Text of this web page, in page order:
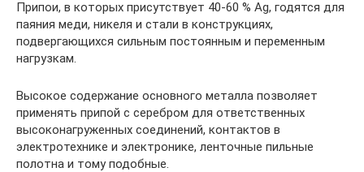
Припои, в которых присутствует 40-60 % Ag, годятся для
паяния меди, никеля и стали в конструкциях,
подвергающихся сильным постоянным и переменным
нагрузкам.
Высокое содержание основного металла позволяет
применять припой с серебром для ответственных
высоконагруженных соединений, контактов в
электротехнике и электронике, ленточные пильные
полотна и тому подобные.